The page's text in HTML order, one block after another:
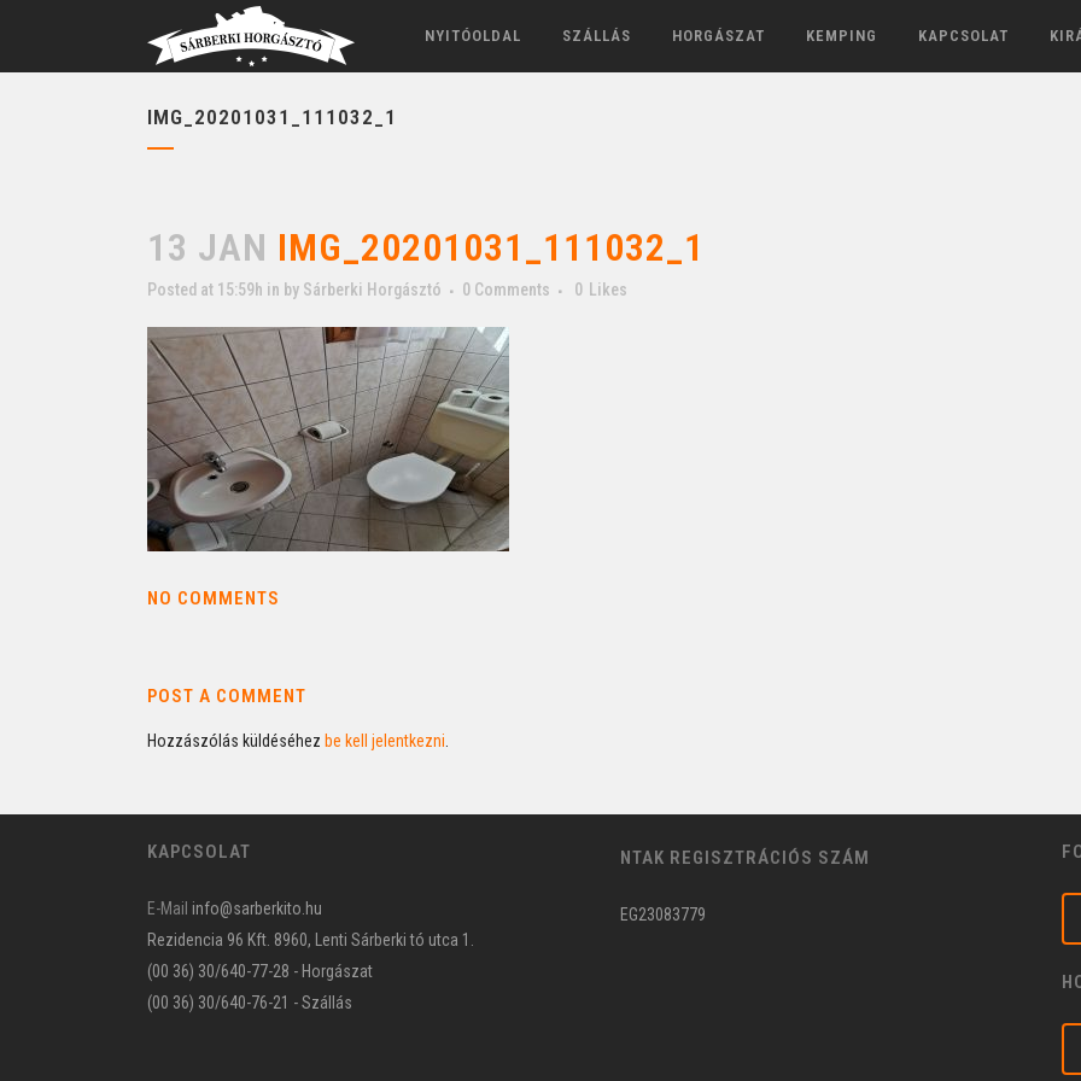
NYITÓOLDAL SZÁLLÁS HORGÁSZAT KEMPING KAPCSOLAT
IMG_20201031_111032_1
13 JAN IMG_20201031_111032_1
Posted at 15:59h in by Sárberki Horgásztó 0 Comments 0 Likes
NO COMMENTS
POST A COMMENT
Hozzászólás küldéséhez be kell jelentkezni
KAPCSOLAT
E-Mail info@sarberkito.hu
Rezidencia 96 Kft. 8960, Lenti Sárberki tó utca 1.
(00 36) 30/640-77-28 - Horgászat
(00 36) 30/640-76-21 - Szállás
NTAK REGISZTRÁCIÓS SZÁM
EG23083779